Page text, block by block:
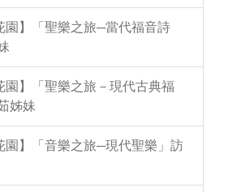
園】「聖樂之旅─當代福音詩
園】「聖樂之旅－現代古典福
姊妹
園】「音樂之旅─現代聖樂」訪